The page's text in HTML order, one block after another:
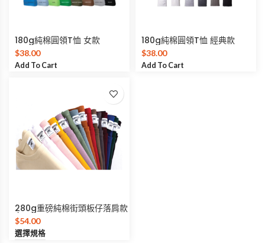
180g純棉圓領T恤 女款
$38.00
Add To Cart
180g純棉圓領T恤 經典款
$38.00
Add To Cart
280g重磅純棉街頭板仔落肩款
(Unisex)
$54.00
選擇規格